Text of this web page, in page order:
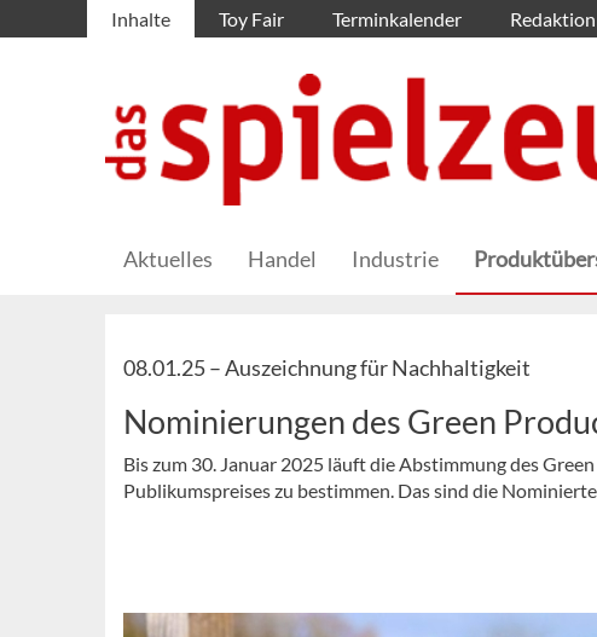
Inhalte Toy Fair Terminkalender Redaktion
Aktuelles Handel Industrie
08.01.25 –Auszeichnung für Nachhaltigkeit
Nominierungen des Green
Bis zum 30. Januar 2025 läuft die Abstimmung des
Publikumspreises zu bestimmen. Das sind die